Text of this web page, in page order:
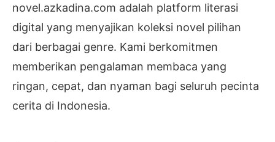
novel.azkadina.com adalah platform literasi
digital yang menyajikan koleksi novel pilihan
dari berbagai genre. Kami berkomitmen
memberikan pengalaman membaca yang
ringan, cepat, dan nyaman bagi seluruh pecinta
cerita di Indonesia.